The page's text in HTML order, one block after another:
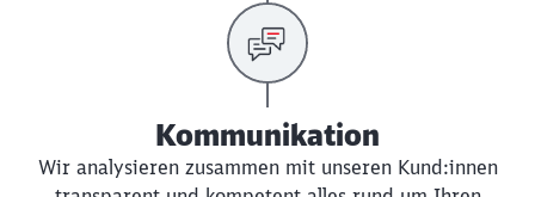
Kommunikation
Wir analysieren zusammen mit unseren Kund:innen